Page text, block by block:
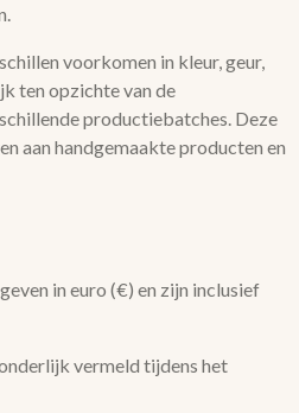
voorkomen in kleur, geur,
ten opzichte van de
productiebatches. Deze
aan handgemaakte producten en
in euro (€) en zijn inclusief
vermeld tijdens het